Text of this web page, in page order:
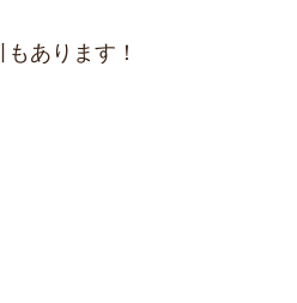
あります！